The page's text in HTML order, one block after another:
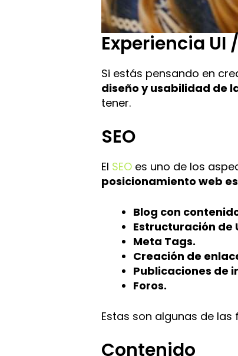
Experiencia UI
Si estás pensando en
diseño y usabilidad de
tener.
SEO
El SEO es uno de los
posicionamiento web
Blog con
Estructuración de
Meta Tags.
Creación de
Publicaciones de
Foros.
Estas son algunas de
Contenido